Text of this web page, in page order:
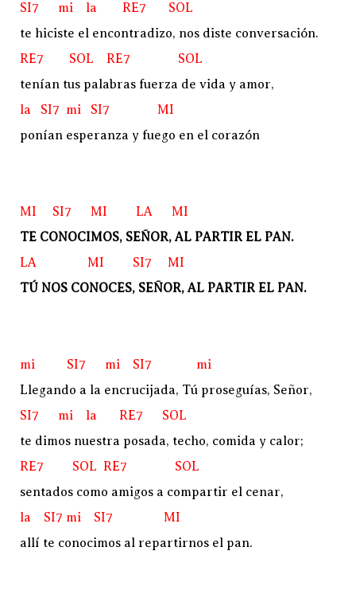
SI7 mi la RE7 SOL
te hiciste el encontradizo, nos diste conversación.
RE7 SOL RE7 SOL
tenían tus palabras fuerza de vida y amor,
la SI7 mi SI7 MI
ponían esperanza y fuego en el corazón
MI SI7 MI LA MI
TE CONOCIMOS, SEÑOR, AL PARTIR EL PAN.
LA MI SI7 MI
TÚ NOS CONOCES, SEÑOR, AL PARTIR EL PAN.
mi SI7 mi SI7 mi
Llegando a la encrucijada, Tú proseguías, Señor,
SI7 mi la RE7 SOL
te dimos nuestra posada, techo, comida y calor;
RE7 SOL RE7 SOL
sentados como amigos a compartir el cenar,
la SI7 mi SI7 MI
allí te conocimos al repartirnos el pan.